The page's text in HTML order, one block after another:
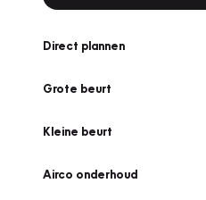
Direct plannen
Grote beurt
Kleine beurt
Airco onderhoud